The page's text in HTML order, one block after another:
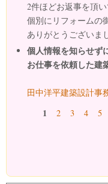
2件ほどお返事を頂い
個別にリフォームの
ありがとうございま
個人情報を知らせず
お仕事を依頼した建
田中洋平建築設計事
ページ1 2 3 4 5